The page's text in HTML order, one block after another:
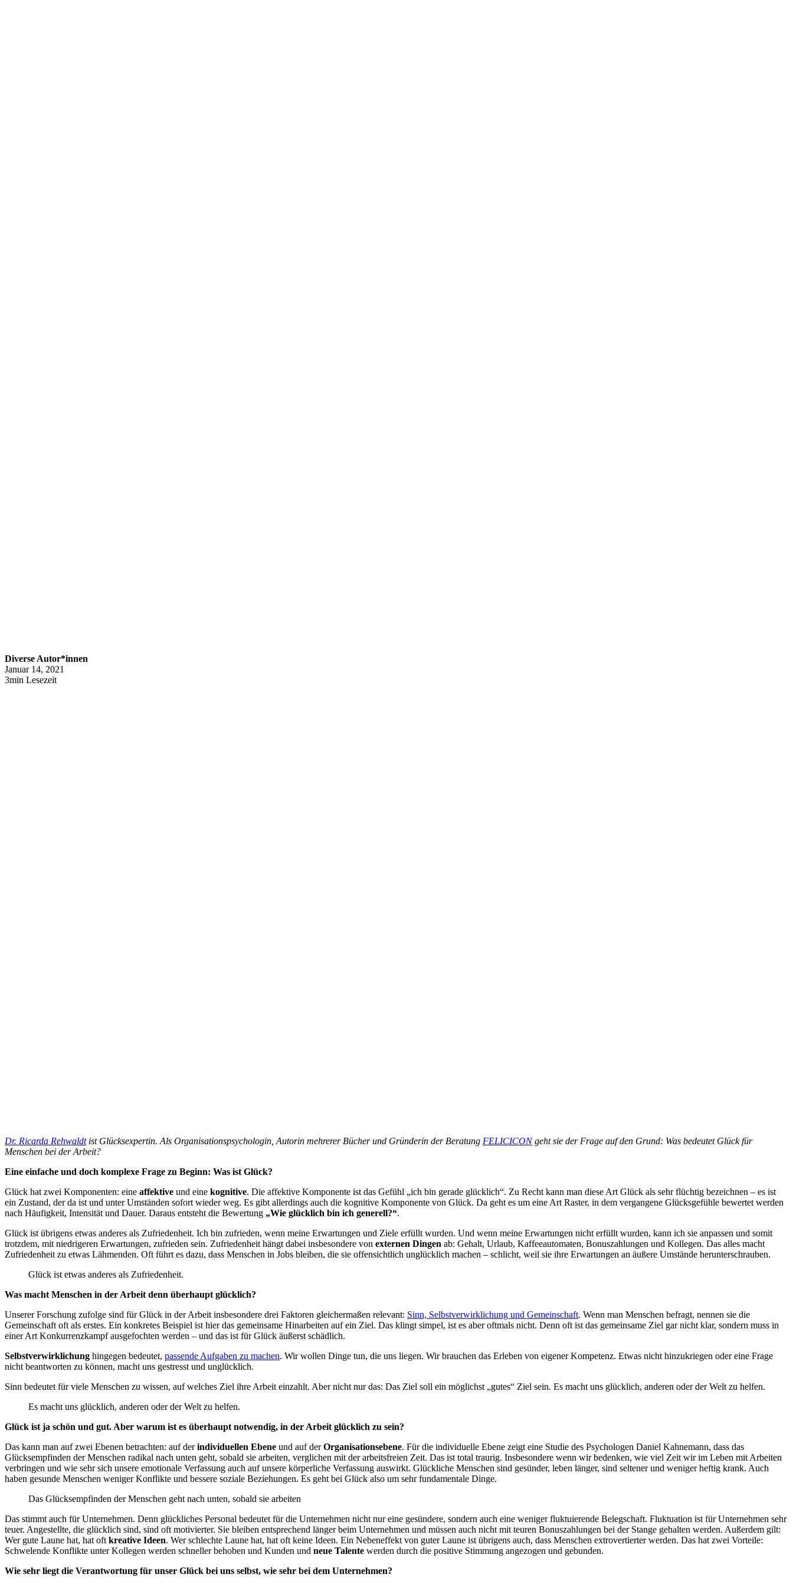
Diverse Autor*innen
Januar 14, 2021
3min Lesezeit
Dr. Ricarda Rehwaldtist Glücksexpertin. Als Organisationspsychologin, Autorin mehrerer Bücher und Gründerin der Beratung FELICICONgeht sie der Frage auf den Grund: Was bedeutet Glück für
Menschen bei der Arbeit?
Eine einfache und doch komplexe Frage zu Beginn: Was ist Glück?
Glück hat zwei Komponenten: eine affektive und eine kognitive. Die affektive Komponente ist das Gefühl „ich bin gerade glücklich“. Zu Recht kann man diese Art Glück als sehr flüchtig bezeichnen – es ist
ein Zustand, der da ist und unter Umständen sofort wieder weg. Es gibt allerdings auch die kognitive Komponente von Glück. Da geht es um eine Art Raster, in dem vergangene Glücksgefühle bewertet werden
nach Häufigkeit, Intensität und Dauer. Daraus entsteht die Bewertung „Wie glücklich bin ich generell?“.
Glück ist übrigens etwas anderes als Zufriedenheit. Ich bin zufrieden, wenn meine Erwartungen und Ziele erfüllt wurden. Und wenn meine Erwartungen nicht erfüllt wurden, kann ich sie anpassen und somit
trotzdem, mit niedrigeren Erwartungen, zufrieden sein. Zufriedenheit hängt dabei insbesondere von externen Dingen ab: Gehalt, Urlaub, Kaffeeautomaten, Bonuszahlungen und Kollegen. Das alles macht
Zufriedenheit zu etwas Lähmenden. Oft führt es dazu, dass Menschen in Jobs bleiben, die sie offensichtlich unglücklich machen – schlicht, weil sie ihre Erwartungen an äußere Umstände herunterschrauben.
Glück ist etwas anderes als Zufriedenheit.
Was macht Menschen in der Arbeit denn überhaupt glücklich?
Unserer Forschung zufolge sind für Glück in der Arbeit insbesondere drei Faktoren gleichermaßen relevant: Sinn, Selbstverwirklichung und Gemeinschaft. Wenn man Menschen befragt, nennen sie die
Gemeinschaft oft als erstes. Ein konkretes Beispiel ist hier das gemeinsame Hinarbeiten auf ein Ziel. Das klingt simpel, ist es aber oftmals nicht. Denn oft ist das gemeinsame Ziel gar nicht klar, sondern muss in
einer Art Konkurrenzkampf ausgefochten werden – und das ist für Glück äußerst schädlich.
Selbstverwirklichung hingegen bedeutet, passende Aufgaben zu machen. Wir wollen Dinge tun, die uns liegen. Wir brauchen das Erleben von eigener Kompetenz. Etwas nicht hinzukriegen oder eine Frage
nicht beantworten zu können, macht uns gestresst und unglücklich.
Sinn bedeutet für viele Menschen zu wissen, auf welches Ziel ihre Arbeit einzahlt. Aber nicht nur das: Das Ziel soll ein möglichst „gutes“ Ziel sein. Es macht uns glücklich, anderen oder der Welt zu helfen.
Es macht uns glücklich, anderen oder der Welt zu helfen.
Glück ist ja schön und gut. Aber warum ist es überhaupt notwendig, in der Arbeit glücklich zu sein?
Das kann man auf zwei Ebenen betrachten: auf derindividuellen Ebene und auf derOrganisationsebene. Für die individuelle Ebene zeigt eine Studie des Psychologen Daniel Kahnemann, dass das
Glücksempfinden der Menschen radikal nach unten geht, sobald sie arbeiten, verglichen mit der arbeitsfreien Zeit. Das ist total traurig. Insbesondere wenn wir bedenken, wie viel Zeit wir im Leben mit Arbeiten
verbringen und wie sehr sich unsere emotionale Verfassung auch auf unsere körperliche Verfassung auswirkt. Glückliche Menschen sind gesünder, leben länger, sind seltener und weniger heftig krank. Auch
haben gesunde Menschen weniger Konflikte und bessere soziale Beziehungen. Es geht bei Glück also um sehr fundamentale Dinge.
Das Glücksempfinden der Menschen geht nach unten, sobald sie arbeiten
Das stimmt auch für Unternehmen. Denn glückliches Personal bedeutet für die Unternehmen nicht nur eine gesündere, sondern auch eine weniger fluktuierende Belegschaft. Fluktuation ist für Unternehmen sehr
teuer. Angestellte, die glücklich sind, sind oft motivierter. Sie bleiben entsprechend länger beim Unternehmen und müssen auch nicht mit teuren Bonuszahlungen bei der Stange gehalten werden. Außerdem gilt:
Wer gute Laune hat, hat oft kreative Ideen. Wer schlechte Laune hat, hat oft keine Ideen. Ein Nebeneffekt von guter Laune ist übrigens auch, dass Menschen extrovertierter werden. Das hat zwei Vorteile:
Schwelende Konflikte unter Kollegen werden schneller behoben und Kunden und neue Talente werden durch die positive Stimmung angezogen und gebunden.
Wie sehr liegt die Verantwortung für unser Glück bei uns selbst, wie sehr bei dem Unternehmen?